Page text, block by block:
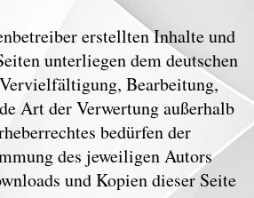
erstellten Inhalte und
unterliegen dem deutschen
Bearbeitung,
Art der Verwertung außerhalb
bedürfen der
des jeweiligen Autors
und Kopien dieser Seite